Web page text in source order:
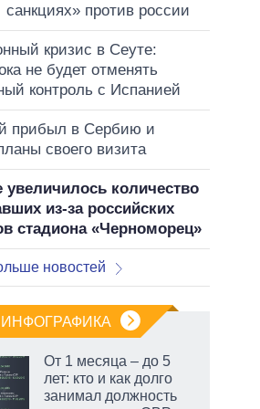
санкциях» против россии
кризис в Сеуте:
не будет отменять
контроль с Испанией
прибыл в Сербию и
своего визита
увеличилось количество
из-за российских
стадиона «Черноморец»
новостей
ИНФОГРАФИКА
От 1 месяца – до 5
лет: кто и как долго
занимал должность